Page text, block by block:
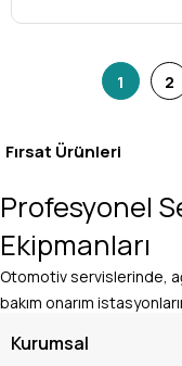
1 2
Fırsat Ürünleri
Profesyonel
Ekipmanları
Otomotiv servislerinde,
bakım onarım
profesyonelliğidir.
Kurumsal